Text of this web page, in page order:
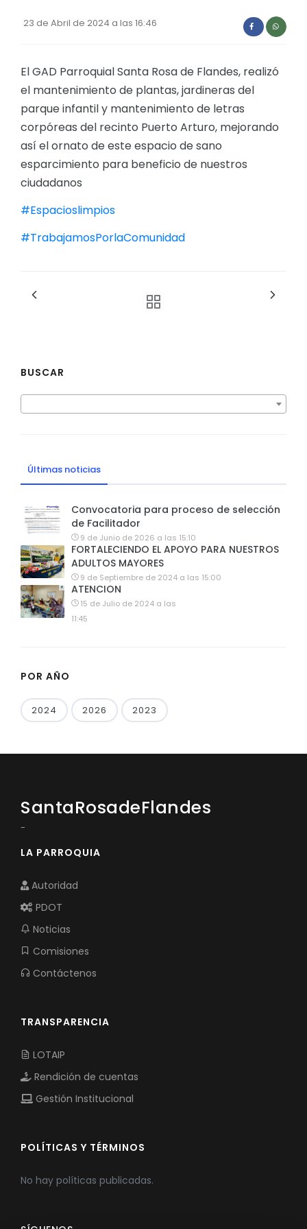
Plan de desarrollo y Ordenamiento Territorial -
Plan Anual Contratación - PAC
Plan Operativo Anual - POA
Convenios Institucionales
PRESUPUESTO: EJECUCIÓN Y REPORTES
Ejecución Presupuestaria
23 de Abril de 2024 a las 16:46
El GAD Parroquial Santa Rosa de Flandes, realizó
el mantenimiento de plantas, jardineras del
parque infantil y mantenimiento de letras
corpóreas del recinto Puerto Arturo, mejorando
así el ornato de este espacio de sano
esparcimiento para beneficio de nuestros
ciudadanos
#Espacioslimpios
#TrabajamosPorlaComunidad
BUSCAR
Últimas noticias
Convocatoria para proceso de selección
de Facilitador
9 de Junio de 2026 a las 15:10
FORTALECIENDO EL APOYO PARA NUESTROS
ADULTOS MAYORES
9 de Septiembre de 2024 a las 15:00
ATENCION
15 de Julio de 2024 a las
11:45
POR AÑO
2024 2026 2023
SantaRosadeFlandes
-
LA PARROQUIA
Autoridad
PDOT
Noticias
Comisiones
Contáctenos
TRANSPARENCIA
LOTAIP
Rendición de cuentas
Gestión Institucional
POLÍTICAS Y TÉRMINOS
No hay políticas publicadas.